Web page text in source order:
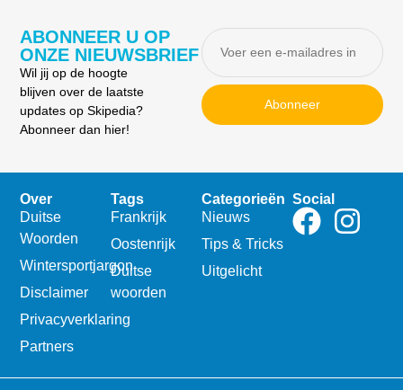
ABONNEER U OP
ONZE NIEUWSBRIEF
Wil jij op de hoogte
blijven over de laatste
updates op Skipedia?
Abonneer dan hier!
Abonneer
Over
Duitse
Woorden
Wintersportjargon
Disclaimer
Privacyverklaring
Partners
Tags
Frankrijk
Oostenrijk
Duitse
woorden
Categorieën
Nieuws
Tips & Tricks
Uitgelicht
Social